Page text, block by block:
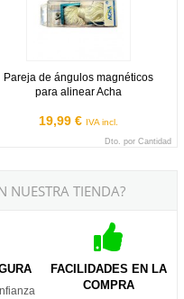
Pareja de ángulos magnéticos
para alinear Acha
19,99 € IVA incl.
Dto. por Cantidad
NUESTRA TIENDA?
FACILIDADES EN LA
COMPRA